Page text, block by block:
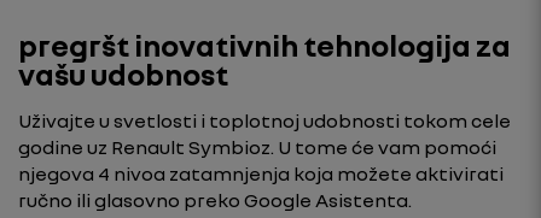
pregršt inovativnih tehnologija za
vašu udobnost
Uživajte u svetlosti i toplotnoj udobnosti tokom cele
godine uz Renault Symbioz. U tome će vam pomoći
njegova 4 nivoa zatamnjenja koja možete aktivirati
ručno ili glasovno preko Google Asistenta.